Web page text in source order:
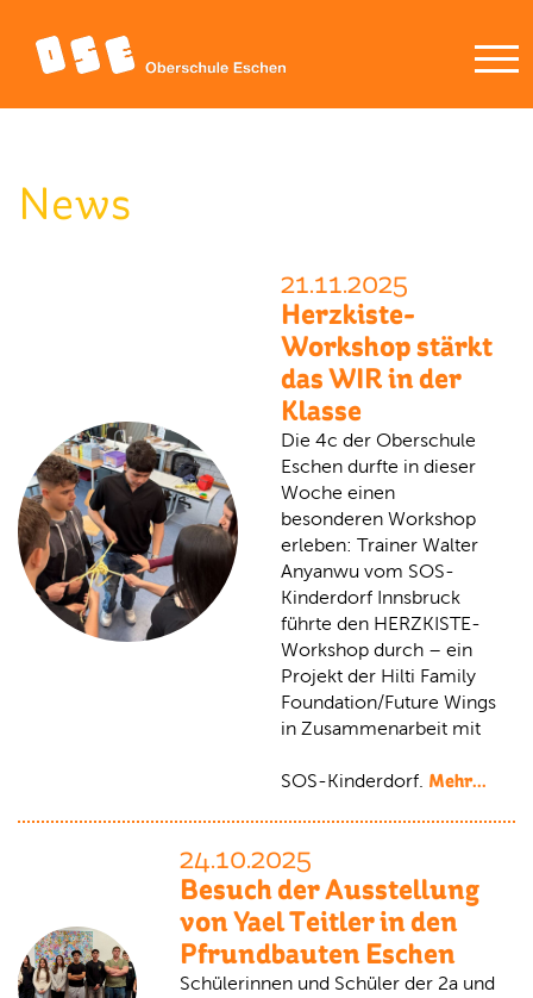
News
21.11.2025
Herzkiste-
Workshop stärkt
das WIR in der
Klasse
Die 4c der Oberschule
Eschen durfte in dieser
Woche einen
besonderen Workshop
erleben: Trainer Walter
Anyanwu vom SOS-
Kinderdorf Innsbruck
führte den HERZKISTE-
Workshop durch – ein
Projekt der Hilti Family
Foundation/Future Wings
in Zusammenarbeit mit
SOS-Kinderdorf. Mehr...
24.10.2025
Besuch der Ausstellung
von Yael Teitler in den
Pfrundbauten Eschen
Schülerinnen und Schüler der 2a und